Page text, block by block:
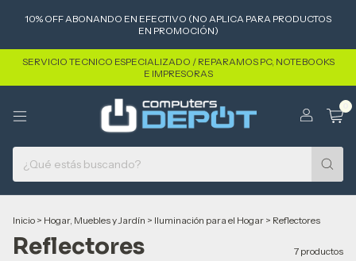
10% OFF ABONANDO EN EFECTIVO (NO APLICA PARA PRODUCTOS
EN PROMOCIÓN)
SERVICIO TECNICO ESPECIALIZADO / REPARAMOS PC, NOTEBOOKS
E IMPRESORAS
Inicio > Hogar, Muebles y Jardín > Iluminación para el Hogar > Reflectores
Reflectores 7 productos